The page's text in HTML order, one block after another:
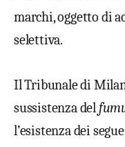
marchi, oggetto di
selettiva.
Il Tribunale di
sussistenza del
l’esistenza dei